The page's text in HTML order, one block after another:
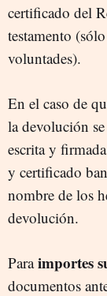
certificado del
testamento
voluntades).
En el caso de
la devolución
escrita y
y certificado
nombre de los
devolución.
Paraimportes
documentos